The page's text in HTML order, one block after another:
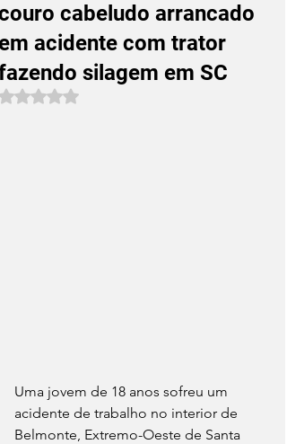
cabeludo arrancado
acidente com trator
silagem em SC
Avaliado com NaN de 5 estrelas.
Uma jovem de 18 anos sofreu um
acidente de trabalho no interior de
Belmonte, Extremo-Oeste de Santa